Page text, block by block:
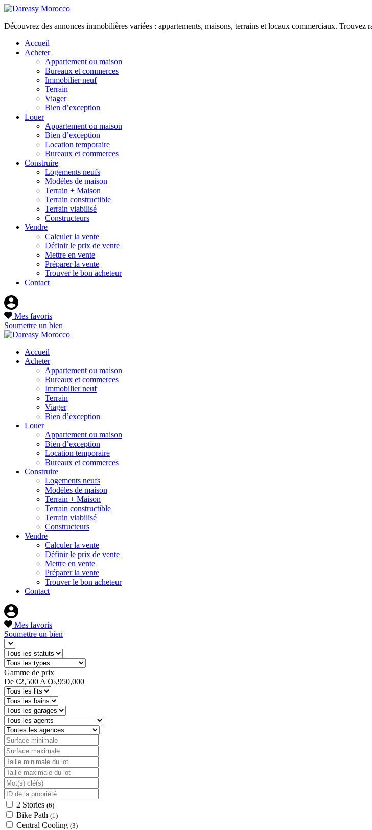
Découvrez des annonces immobilières variées : appartements, maisons, terrains et locaux commerciaux.
Accueil
Acheter
Appartement ou maison
Bureaux et commerces
Immobilier neuf
Terrain
Viager
Bien d’exception
Louer
Appartement ou maison
Bien d’exception
Location temporaire
Bureaux et commerces
Construire
Logements neufs
Modèles de maison
Terrain + Maison
Terrain constructible
Terrain viabilisé
Constructeurs
Vendre
Calculer la vente
Définir le prix de vente
Mettre en vente
Préparer la vente
Trouver le bon acheteur
Contact
Mes favoris
Soumettre un bien
Accueil
Acheter
Appartement ou maison
Bureaux et commerces
Immobilier neuf
Terrain
Viager
Bien d’exception
Louer
Appartement ou maison
Bien d’exception
Location temporaire
Bureaux et commerces
Construire
Logements neufs
Modèles de maison
Terrain + Maison
Terrain constructible
Terrain viabilisé
Constructeurs
Vendre
Calculer la vente
Définir le prix de vente
Mettre en vente
Préparer la vente
Trouver le bon acheteur
Contact
Mes favoris
Soumettre un bien
Gamme de prix
De €2,500 A €6,950,000
2 Stories (6)
Bike Path (1)
Central Cooling (3)